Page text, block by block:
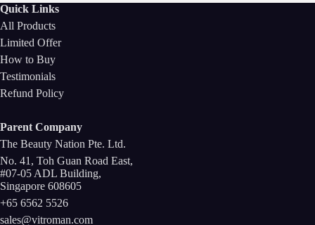
Quick Links
All Products
Limited Offer
How to Buy
Testimonials
Refund Policy
Parent Company
The Beauty Nation Pte. Ltd.
No. 41, Toh Guan Road East,
#07-05 ADL Building,
Singapore 608605
+65 6562 5526
sales@vitroman.com